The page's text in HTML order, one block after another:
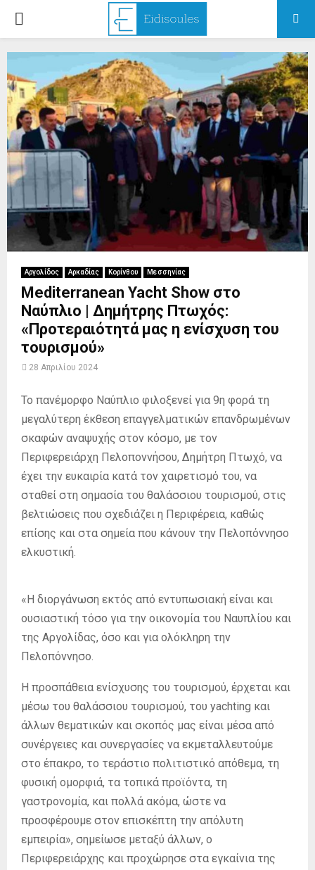
PRIMARY
MENU
Αργολίδος Αρκαδίας Κορίνθου Μεσσηνίας
Mediterranean Yacht Show στο
Ναύπλιο | Δημήτρης Πτωχός:
«Προτεραιότητά μας η ενίσχυση του
τουρισμού»
28 Απριλίου 2024
Το πανέμορφο Ναύπλιο φιλοξενεί για 9η φορά τη
μεγαλύτερη έκθεση επαγγελματικών επανδρωμένων
σκαφών αναψυχής στον κόσμο, με τον
Περιφερειάρχη Πελοποννήσου, Δημήτρη Πτωχό, να
έχει την ευκαιρία κατά τον χαιρετισμό του, να
σταθεί στη σημασία του θαλάσσιου τουρισμού, στις
βελτιώσεις που σχεδιάζει η Περιφέρεια, καθώς
επίσης και στα σημεία που κάνουν την Πελοπόννησο
ελκυστική.
«Η διοργάνωση εκτός από εντυπωσιακή είναι και
ουσιαστική τόσο για την οικονομία του Ναυπλίου και
της Αργολίδας, όσο και για ολόκληρη την
Πελοπόννησο.
Η προσπάθεια ενίσχυσης του τουρισμού, έρχεται και
μέσω του θαλάσσιου τουρισμού, του yachting και
άλλων θεματικών και σκοπός μας είναι μέσα από
συνέργειες και συνεργασίες να εκμεταλλευτούμε
στο έπακρο, το τεράστιο πολιτιστικό απόθεμα, τη
φυσική ομορφιά, τα τοπικά προϊόντα, τη
γαστρονομία, και πολλά ακόμα, ώστε να
προσφέρουμε στον επισκέπτη την απόλυτη
εμπειρία», σημείωσε μεταξύ άλλων, ο
Περιφερειάρχης και προχώρησε στα εγκαίνια της